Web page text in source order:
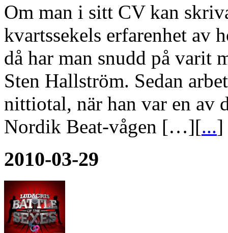
Om man i sitt CV kan
kvartssekels erfarenhet av
då har man snudd på varit
Sten Hallström. Sedan
nittiotal, när han var en av
Nordik Beat-vågen […][...]
2010-03-29